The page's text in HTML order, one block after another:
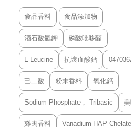
食品香料 食品添加物
酒石酸氫鉀 磷酸吡哆醛
L-Leucine 抗壞血酸鈣
己二酸 粉末香料 氧化鈣
Sodium Phosphate， Tribasic
雞肉香料 Vanadium HAP Chelate